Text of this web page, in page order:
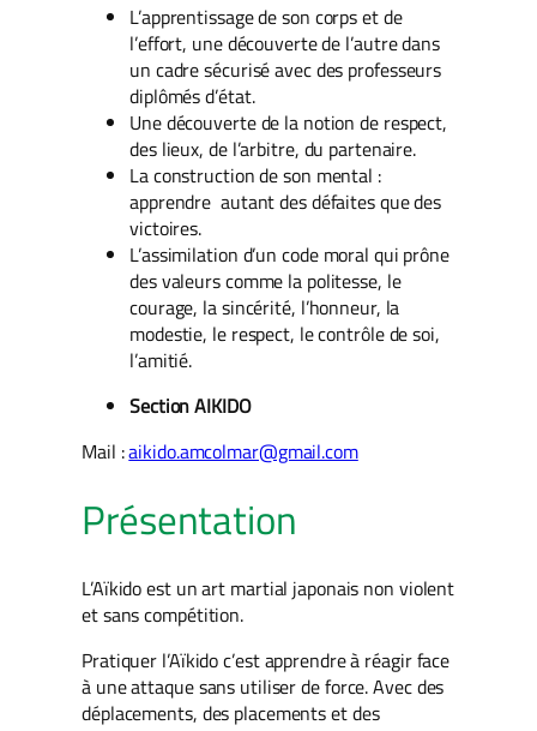
L’apprentissage de son corps et de
l’effort, une découverte de l’autre dans
un cadre sécurisé avec des professeurs
diplômés d’état.
Une découverte de la notion de respect,
des lieux, de l’arbitre, du partenaire.
La construction de son mental :
apprendre autant des défaites que des
victoires.
L’assimilation d’un code moral qui prône
des valeurs comme la politesse, le
courage, la sincérité, l’honneur, la
modestie, le respect, le contrôle de soi,
l’amitié.
Section AIKIDO
Mail :aikido.amcolmar@gmail.com
Présentation
L’Aïkido est un art martial japonais non violent
et sans compétition.
Pratiquer l’Aïkido c’est apprendre à réagir face
à une attaque sans utiliser de force. Avec des
déplacements, des placements et des